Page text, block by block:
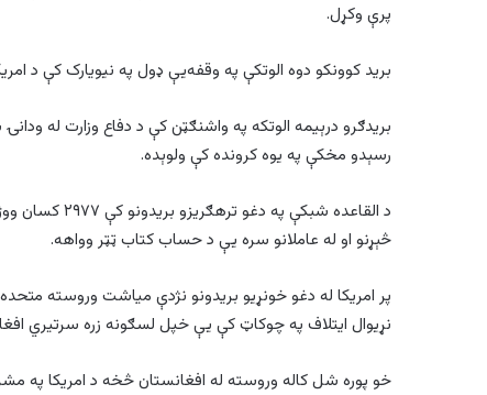
پرې وکړل.
برید کوونکو دوه الوتکې په وقفه‌یې ډول په نیویارک کې د
بریدګرو درېیمه الوتکه په واشنګټن کې د دفاع وزارت له
رسېدو مخکې په یوه کرونده کې ولوېده.
د القاعده
څېړنو او له عاملانو سره یې د حساب کتاب ټټر وواهه.
پر امریکا له دغو خونړیو بریدونو نژدې میاشت وروسته
نړیوال ایتلاف په چوکاټ کې یې خپل لسګونه زره سرتیري
خو پوره شل کاله وروسته له افغانستان څخه د امریکا په